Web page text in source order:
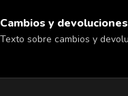
Cambios y devoluciones
Texto sobre cambios y